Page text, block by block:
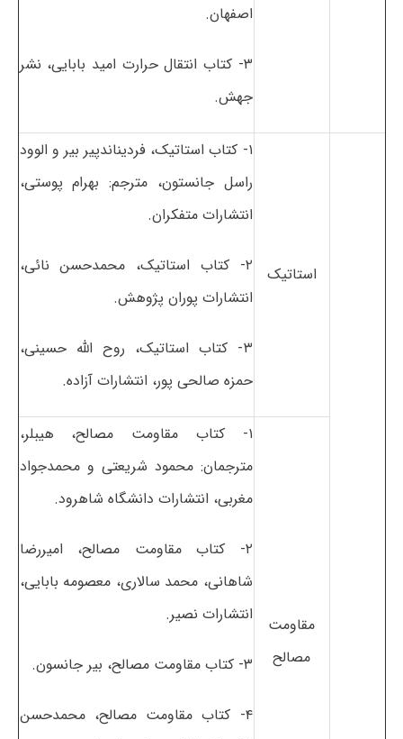
اصفهان.
۳- کتاب انتقال حرارت امید بابایی، نشر
جهش.
استاتیک
۱- کتاب استاتیک، فردیناندپیر بیر و الوود
راسل جانستون، مترجم: بهرام پوستی،
انتشارات متفکران.
۲- کتاب استاتیک، محمدحسن نائی،
انتشارات پوران پژوهش.
۳- کتاب استاتیک، روح الله حسینی،
حمزه صالحی پور، انتشارات آزاده.
مقاومت
مصالح
۱- کتاب مقاومت مصالح، هیبلر،
مترجمان: محمود شریعتی و محمدجواد
مغربی، انتشارات دانشگاه شاهرود.
۲- کتاب مقاومت مصالح، امیررضا
شاهانی، محمد سالاری، معصومه بابایی،
انتشارات نصیر.
۳- کتاب مقاومت مصالح، بیر جانسون.
۴- کتاب مقاومت مصالح، محمدحسن